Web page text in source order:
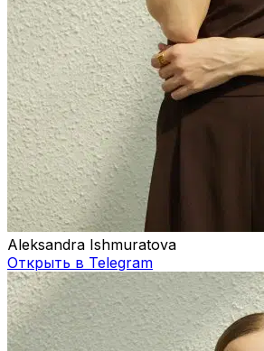
Aleksandra Ishmuratova
Открыть в Telegram